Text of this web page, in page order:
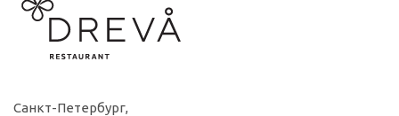
Санкт-Петербург,